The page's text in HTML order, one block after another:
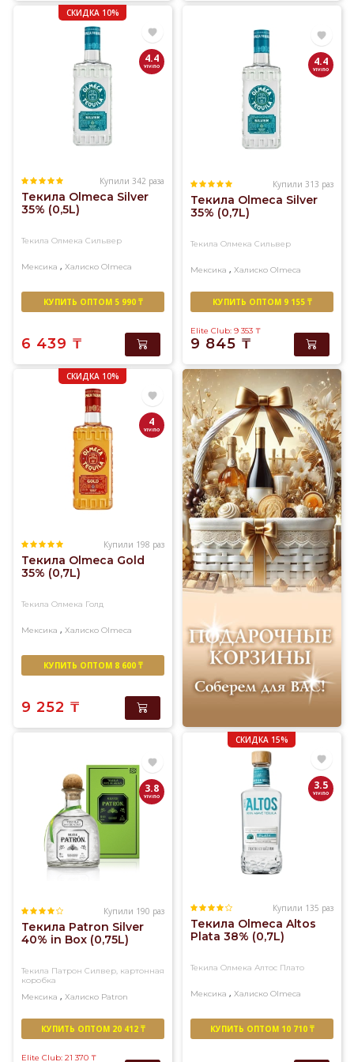
СКИДКА 10%
4.4
Купили 342 раза
Текила Olmeca Silver
35% (0,5L)
Текила Олмека Сильвер
Мексика , Халиско Olmeca
КУПИТЬ ОПТОМ 5 990 ₸
6 439 ₸
4.4
Купили 313 раз
Текила Olmeca Silver
35% (0,7L)
Текила Олмека Сильвер
Мексика , Халиско Olmeca
КУПИТЬ ОПТОМ 9 155 ₸
Elite Club: 9 353 ₸
9 845 ₸
СКИДКА 10%
4
Купили 198 раз
Текила Olmeca Gold
35% (0,7L)
Текила Олмека Голд
Мексика , Халиско Olmeca
КУПИТЬ ОПТОМ 8 600 ₸
9 252 ₸
3.8
Купили 190 раз
Текила Patron Silver
40% in Box (0,75L)
Текила Патрон Силвер, картонная
коробка
Мексика , Халиско Patron
КУПИТЬ ОПТОМ 20 412 ₸
Elite Club: 21 370 ₸
СКИДКА 15%
3.5
Купили 135 раз
Текила Olmeca Altos
Plata 38% (0,7L)
Текила Олмека Алтос Плато
Мексика , Халиско Olmeca
КУПИТЬ ОПТОМ 10 710 ₸